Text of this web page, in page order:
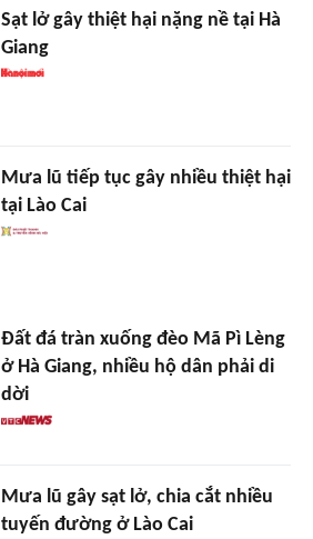
Sạt lở gây thiệt hại nặng nề tại Hà
Giang
Mưa lũ tiếp tục gây nhiều thiệt hại
tại Lào Cai
Đất đá tràn xuống đèo Mã Pì Lèng
ở Hà Giang, nhiều hộ dân phải di
dời
Mưa lũ gây sạt lở, chia cắt nhiều
tuyến đường ở Lào Cai